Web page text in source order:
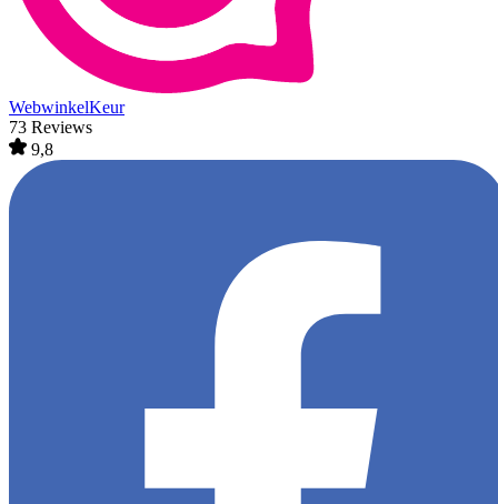
WebwinkelKeur
73 Reviews
9,8